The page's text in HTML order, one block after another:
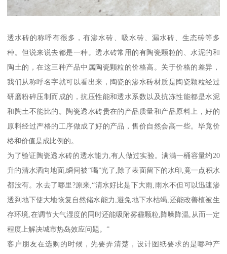
透水砖的称呼有很多，有渗水砖、吸水砖、漏水砖、生态砖等多
种。但说来说去都是一种。透水砖常用的有陶瓷颗粒的、水泥的和
陶土的，在这三种产品中属陶瓷颗粒的价格高。关于价格的差异，
我们从称呼名字就可以看出来，陶瓷的渗水砖材质是陶瓷颗粒经过
研磨粉碎压制而成的，抗压性能和透水系数以及抗冻性能都是水泥
和陶土不能比的。陶瓷透水砖贵在的产品质量和产品原料上，好的
原料经过严格的工序做成了好的产品，售价自然会高一些。毕竟价
格和价值是成比例的。
为了验证陶瓷透水砖的透水能力,有人做过实验。满满一桶容量约20
升的清水洒向地面,瞬间被“喝”光了,除了表面留下的水印,竟一点积水
都没有。水去了哪里?原来,“清水好比是下大雨,雨水不但可以迅速渗
透到地下使大地恢复自然储水能力,避免地下水枯竭,还能改善植被生
存环境,在调节大气湿度的同时还能吸附雾霾颗粒,降噪降温,从而一定
程度上解决城市热岛效应问题。”
客户朋友在选购的时候，先要弄清楚，设计图纸要求的是哪种产